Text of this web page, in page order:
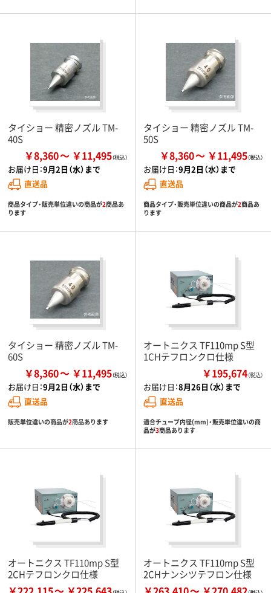
タイショー 精密ノズル TM-
40S
￥8,360 ￥11,495
お届け日：9月2日（水）まで
直送品
商品タイプ・販売単位違いの商品が2商品あ
ります
タイショー 精密ノズル TM-
50S
￥8,360 ￥11,495
お届け日：9月2日（水）まで
直送品
商品タイプ・販売単位違いの商品が2商品あ
ります
タイショー 精密ノズル TM-
60S
￥8,360 ￥11,495
お届け日：9月2日（水）まで
直送品
販売単位違いの商品が2商品あります
オートニクス TF110mp S型
1CHテフロンクロ仕様
￥195,674（税込）
お届け日：8月26日（水）まで
直送品
適合チューブ内径(mm)・販売単位違いの商
品が3商品あります
オートニクス TF110mp S型
2CHテフロンクロ仕様
オートニクス TF110mp S型
2CHナンシツテフロン仕様